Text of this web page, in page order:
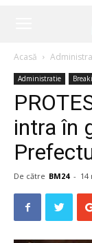
Acasă
Administratie
intra în
De către BM24 - 14